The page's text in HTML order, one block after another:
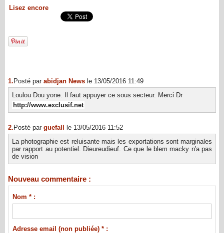
Lisez encore
1. Posté par abidjan News le 13/05/2016 11:49
Loulou Dou yone. Il faut appuyer ce sous secteur. Merci Dr
http://www.exclusif.net
2. Posté par guefall
le 13/05/2016 11:52
La photographie est reluisante mais les exportations sont marginales
par rapport au potentiel. Dieureudieuf. Ce que le blem macky n'a pas
de vision
Nouveau commentaire :
Nom * :
Adresse email (non publiée) * :